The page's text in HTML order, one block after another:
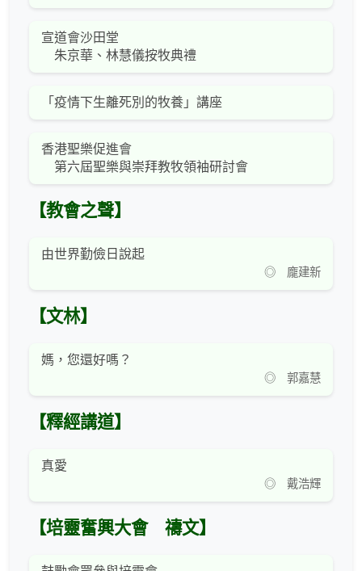
宣道會沙田堂
朱京華、林慧儀按牧典禮
「疫情下生離死別的牧養」講座
香港聖樂促進會
第六屆聖樂與崇拜教牧領袖研討會
【教會之聲】
由世界勤儉日說起
◎ 龐建新
【文林】
媽，您還好嗎？
◎ 郭嘉慧
【釋經講道】
真愛
◎ 戴浩輝
【培靈奮興大會 禱文】